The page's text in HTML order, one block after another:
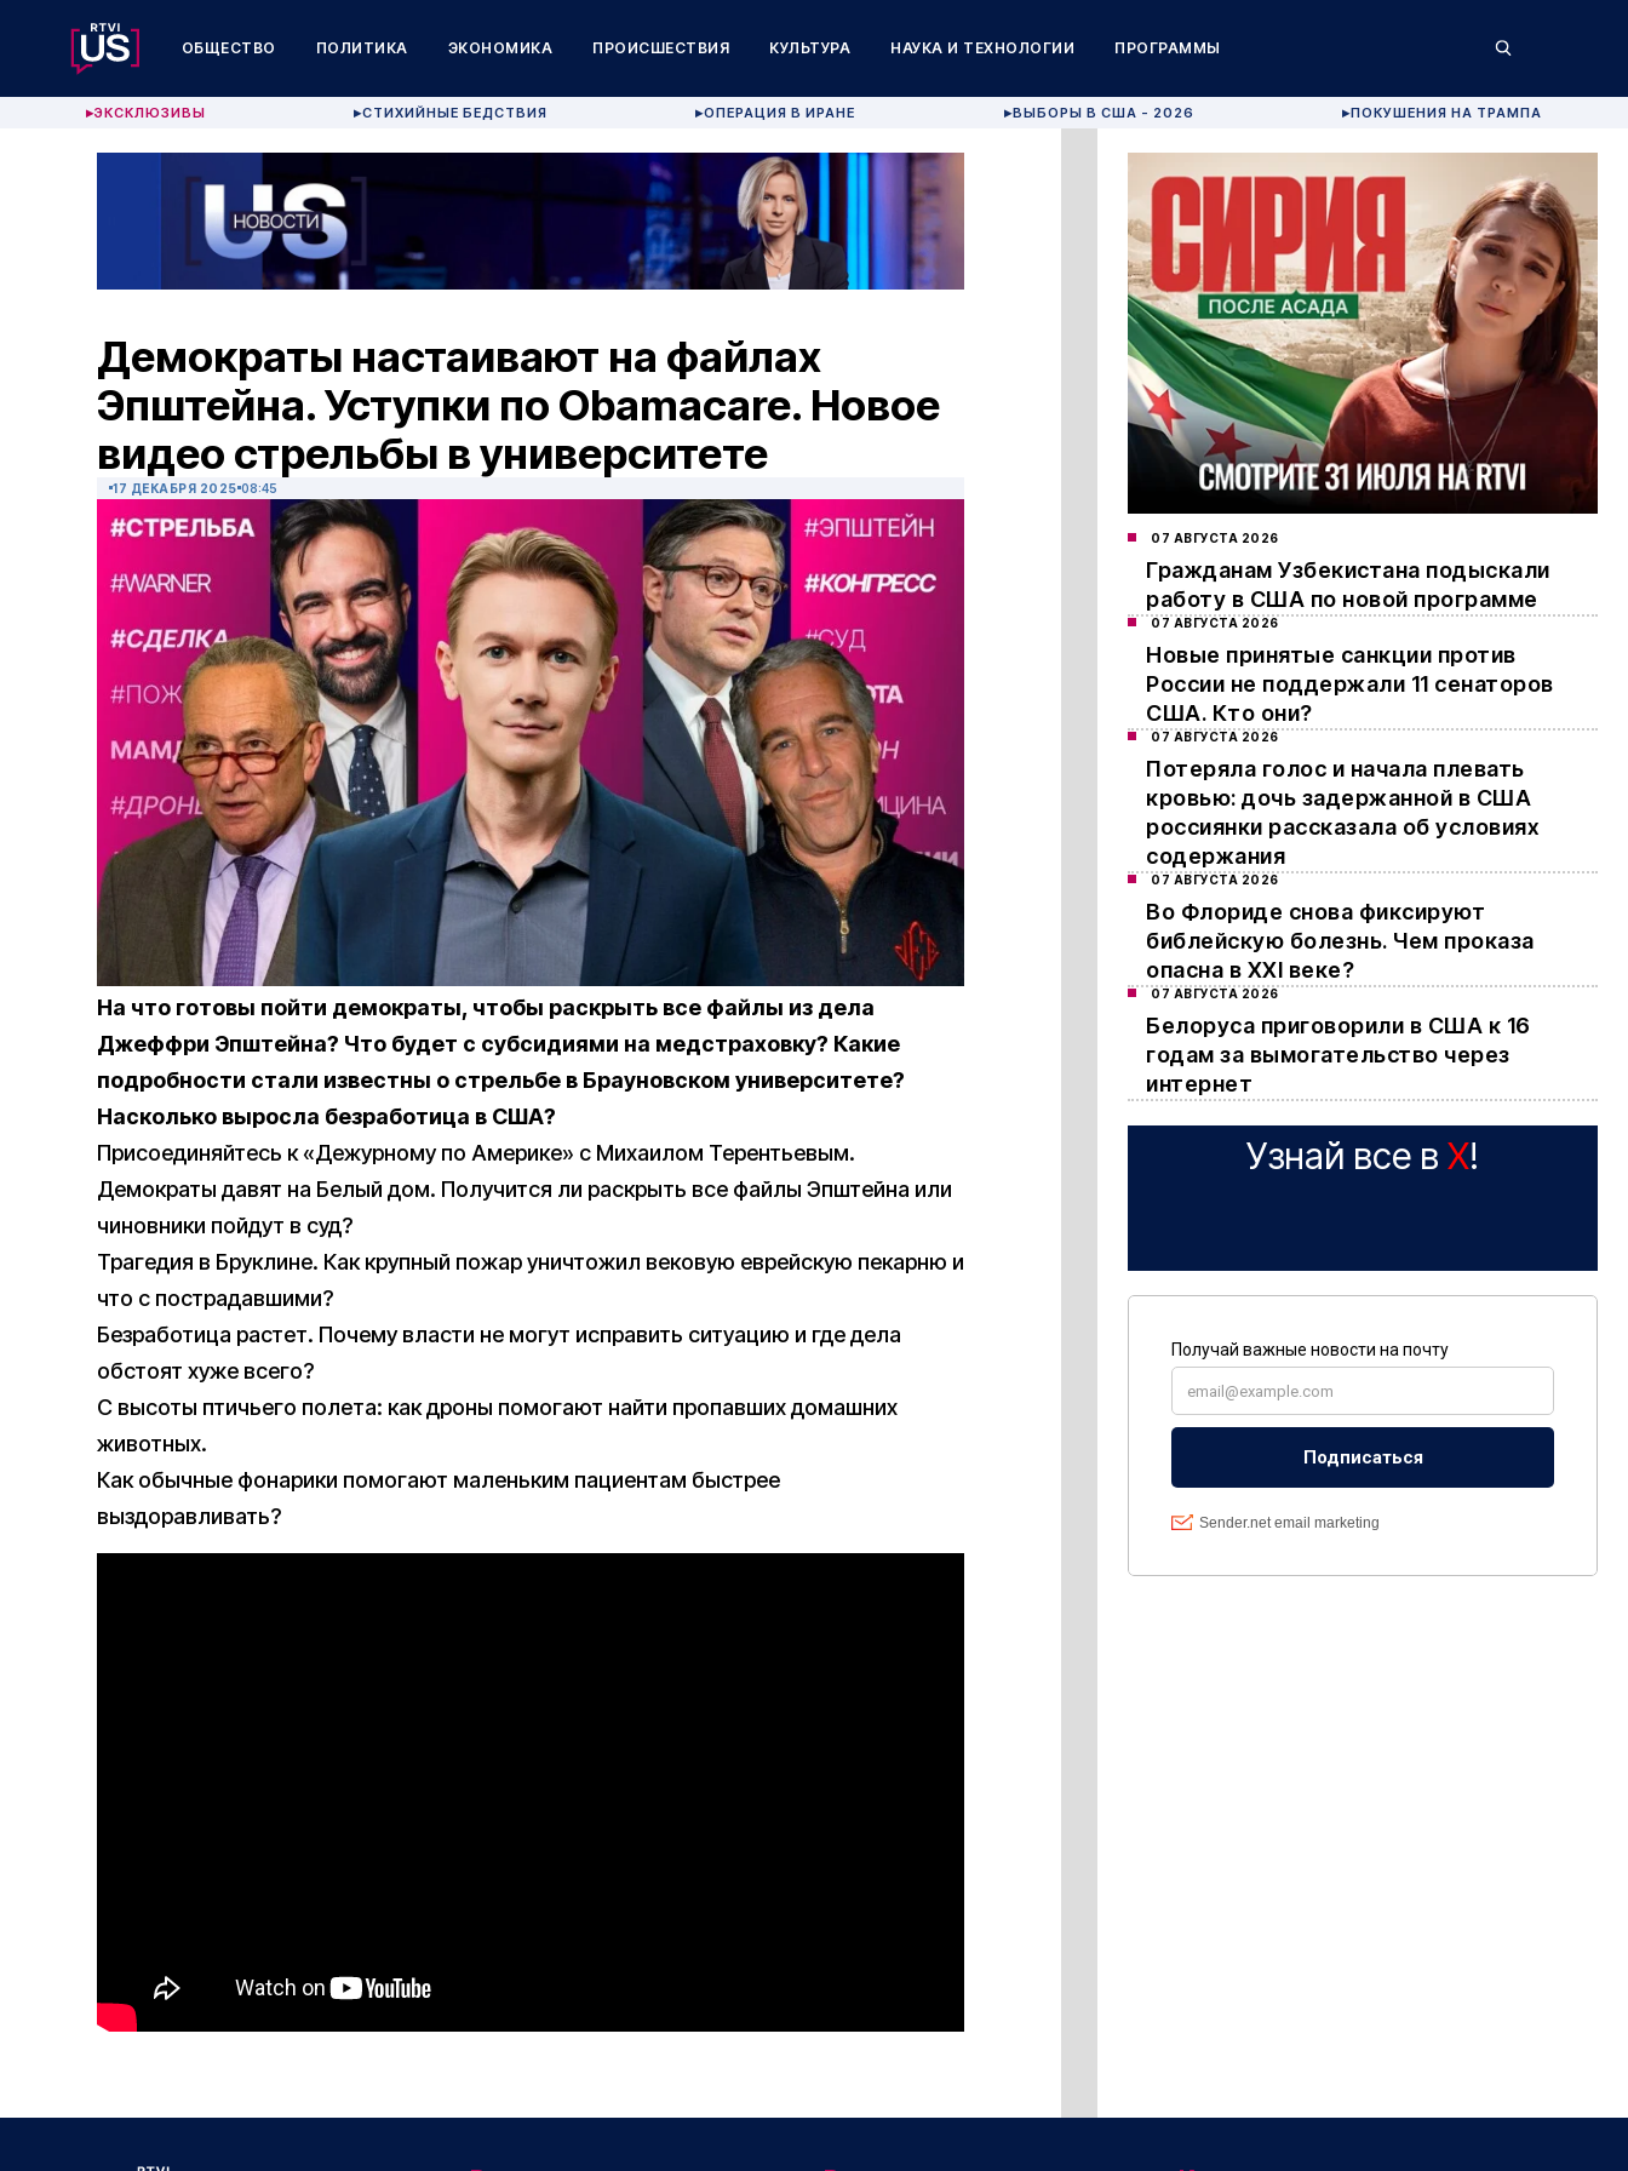
ОБЩЕСТВО ПОЛИТИКА ЭКОНОМИКА ПРОИСШЕСТВИЯ КУЛЬТУРА НАУКА И ТЕХНОЛОГИИ ПРОГРАММЫ
▶ЭКСКЛЮЗИВЫ ▶СТИХИЙНЫЕ БЕДСТВИЯ ▶ОПЕРАЦИЯ В ИРАНЕ ▶ВЫБОРЫ В США - 2026 ▶ПОКУШЕНИЯ НА ТРАМПА
Демократы настаивают на файлах
Эпштейна. Уступки по Obamacare. Новое
видео стрельбы в университете
17 ДЕКАБРЯ 2025 08:45
На что готовы пойти демократы, чтобы раскрыть все файлы из дела
Джеффри Эпштейна? Что будет с субсидиями на медстраховку? Какие
подробности стали известны о стрельбе в Брауновском университете?
Насколько выросла безработица в США?
Присоединяйтесь к «Дежурному по Америке» с Михаилом Терентьевым.
Демократы давят на Белый дом. Получится ли раскрыть все файлы Эпштейна или
чиновники пойдут в суд?
Трагедия в Бруклине. Как крупный пожар уничтожил вековую еврейскую пекарню и
что с пострадавшими?
Безработица растет. Почему власти не могут исправить ситуацию и где дела
обстоят хуже всего?
С высоты птичьего полета: как дроны помогают найти пропавших домашних
животных.
Как обычные фонарики помогают маленьким пациентам быстрее
выздоравливать?
07 АВГУСТА 2026
Гражданам Узбекистана подыскали
работу в США по новой программе
07 АВГУСТА 2026
Новые принятые санкции против
России не поддержали 11 сенаторов
США. Кто они?
07 АВГУСТА 2026
Потеряла голос и начала плевать
кровью: дочь задержанной в США
россиянки рассказала об условиях
содержания
07 АВГУСТА 2026
Во Флориде снова фиксируют
библейскую болезнь. Чем проказа
опасна в XXI веке?
07 АВГУСТА 2026
Белоруса приговорили в США к 16
годам за вымогательство через
интернет
Узнай все в X!